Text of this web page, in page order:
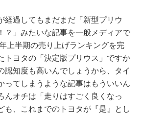
経過してもまだまだ「新型プリウ
」みたいな記事を一般メディアで
上半期の売り上げランキングを完
トヨタの「決定版プリウス」ですか
認知度も高いんでしょうから、タイ
ってしまうような記事はもういいん
んオチは「走りはすごく良くなっ
も、これまでのトヨタが『是』とし